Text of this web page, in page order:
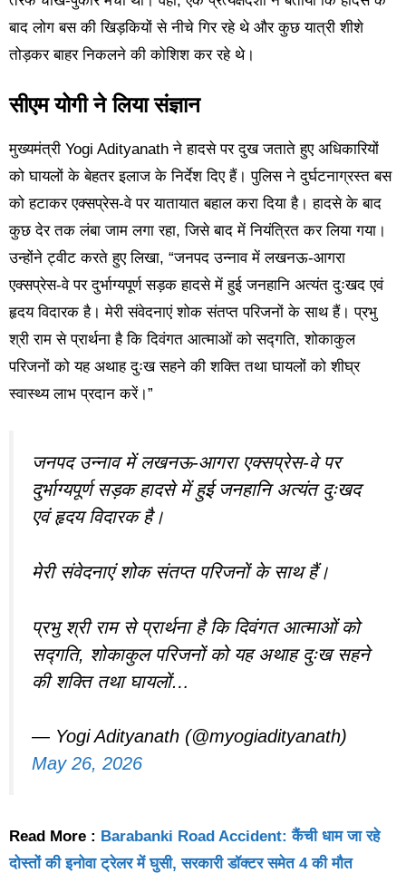
बाद लोग बस की खिड़कियों से नीचे गिर रहे थे और कुछ यात्री शीशे
तोड़कर बाहर निकलने की कोशिश कर रहे थे।
सीएम योगी ने लिया संज्ञान
मुख्यमंत्री Yogi Adityanath ने हादसे पर दुख जताते हुए अधिकारियों
को घायलों के बेहतर इलाज के निर्देश दिए हैं। पुलिस ने दुर्घटनाग्रस्त बस
को हटाकर एक्सप्रेस-वे पर यातायात बहाल करा दिया है। हादसे के बाद
कुछ देर तक लंबा जाम लगा रहा, जिसे बाद में नियंत्रित कर लिया गया।
उन्होंने ट्वीट करते हुए लिखा, “जनपद उन्नाव में लखनऊ-आगरा
एक्सप्रेस-वे पर दुर्भाग्यपूर्ण सड़क हादसे में हुई जनहानि अत्यंत दुःखद एवं
हृदय विदारक है। मेरी संवेदनाएं शोक संतप्त परिजनों के साथ हैं। प्रभु
श्री राम से प्रार्थना है कि दिवंगत आत्माओं को सद्गति, शोकाकुल
परिजनों को यह अथाह दुःख सहने की शक्ति तथा घायलों को शीघ्र
स्वास्थ्य लाभ प्रदान करें।”
जनपद उन्नाव में लखनऊ-आगरा एक्सप्रेस-वे पर
दुर्भाग्यपूर्ण सड़क हादसे में हुई जनहानि अत्यंत दुःखद
एवं हृदय विदारक है।
मेरी संवेदनाएं शोक संतप्त परिजनों के साथ हैं।
प्रभु श्री राम से प्रार्थना है कि दिवंगत आत्माओं को
सद्गति, शोकाकुल परिजनों को यह अथाह दुःख सहने
की शक्ति तथा घायलों…
— Yogi Adityanath (@myogiadityanath)
May 26, 2026
Read More : Barabanki Road Accident: कैंची धाम जा रहे
दोस्तों की इनोवा ट्रेलर में घुसी, सरकारी डॉक्टर समेत 4 की मौत